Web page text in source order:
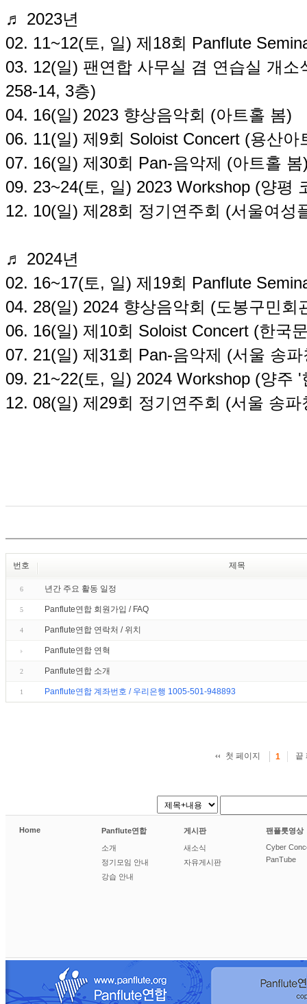
♬ 2023년
02. 11~12(토, 일) 제18회 Panflute
03. 12(일) 팬연합 사무실 겸 연습실 개
258-14, 3층)
04. 16(일) 2023 향상음악회 (아트홀 봄)
06. 11(일) 제9회 Soloist Concert (용산
07. 16(일) 제30회 Pan-음악제 (아트홀 봄
09. 23~24(토, 일) 2023 Workshop (양평
12. 10(일) 제28회 정기연주회 (서울여성
♬ 2024년
02. 16~17(토, 일) 제19회 Panflute
04. 28(일) 2024 향상음악회 (도봉구민회
06. 16(일) 제10회 Soloist Concert (한국
07. 21(일) 제31회 Pan-음악제 (서울 송
09. 21~22(토, 일) 2024 Workshop (양주
12. 08(일) 제29회 정기연주회 (서울 송파
번호 제목
6 년간 주요 활동 일정
5 Panflute연합 회원가입 / FAQ
4 Panflute연합 연락처 / 위치
Panflute연합 연혁
2 Panflute연합 소개
1 Panflute연합 계좌번호 / 우리은행 1005-501-948893
첫 페이지 1 끝
Home Panflute연합
소개
정기모임 안내
강습 안내
게시판
새소식
자유게시판
팬플룻영상
Cyber
PanTube